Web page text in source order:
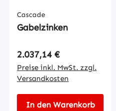
Cascade
Gabelzinken
Regulärer Preis:
2.037,14 €
Preise inkl. MwSt. zzgl.
Versandkosten
In den Warenkorb